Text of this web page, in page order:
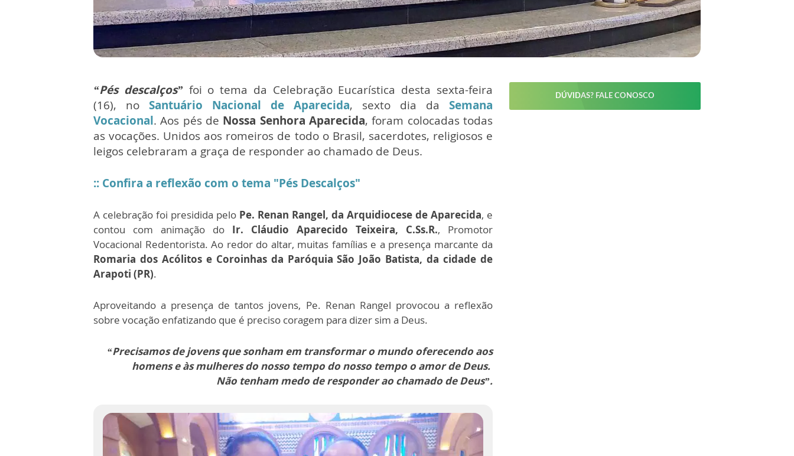
“Pés descalços”foi o tema da Celebração Eucarística desta sexta-feira
(16), no Santuário Nacional de Aparecida, sexto dia da Semana
Vocacional. Aos pés de Nossa Senhora Aparecida, foram colocadas todas
as vocações. Unidos aos romeiros de todo o Brasil, sacerdotes, religiosos e
leigos celebraram a graça de responder ao chamado de Deus.
:: Confira a reflexão com o tema "Pés Descalços"
A celebração foi presidida pelo Pe. Renan Rangel, da Arquidiocese de Aparecida, e
contou com animação do Ir. Cláudio Aparecido Teixeira, C.Ss.R., Promotor
Vocacional Redentorista. Ao redor do altar, muitas famílias e a presença marcante da
Romaria dos Acólitos e Coroinhas da Paróquia São João Batista, da cidade de
Arapoti (PR).
Aproveitando a presença de tantos jovens, Pe. Renan Rangel provocou a reflexão
sobre vocação enfatizando que é preciso coragem para dizer sim a Deus.
“Precisamos de jovens que sonham em transformar o mundo oferecendo aos
homens e às mulheres do nosso tempo do nosso tempo o amor de Deus.
Não tenham medo de responder ao chamado de Deus”.
DÚVIDAS? FALE CONOSCO